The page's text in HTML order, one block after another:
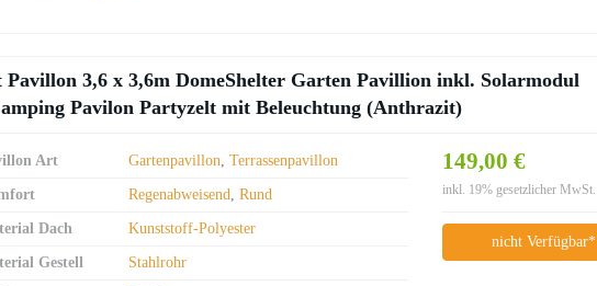
3,6 x 3,6m DomeShelter Garten Pavillion inkl. Solarmodul
Pavilon Partyzelt mit Beleuchtung (Anthrazit)
149,00 €
inkl. 19% gesetzlicher MwSt.
nicht Verfügbar*
Art Gartenpavillon,Terrassenpavillon
Regenabweisend,Rund
Dach Kunststoff-Polyester
Gestell Stahlrohr